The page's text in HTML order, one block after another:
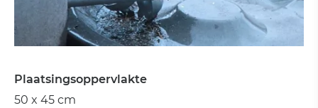
Plaatsingsoppervlakte
50 x 45 cm